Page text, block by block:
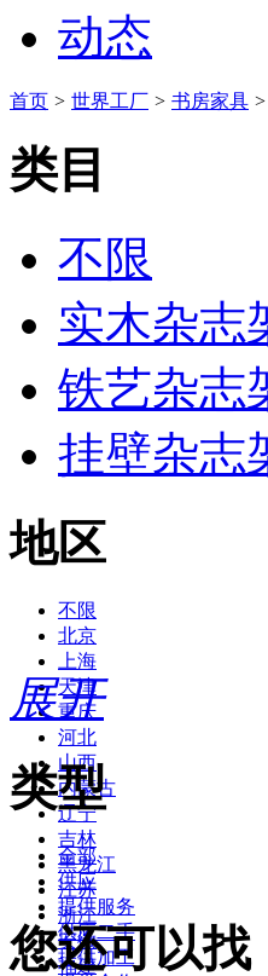
动态
首页 > 世界工厂 > 书房家具 >
类目
不限
实木杂志
铁艺杂志
挂壁杂志
地区
不限
北京
上海
天津
重庆
河北
山西
内蒙古
辽宁
吉林
黑龙江
江苏
浙江
安徽
福建
展开
类型
全部
供应
提供服务
供应二手
提供加工
您还可以找